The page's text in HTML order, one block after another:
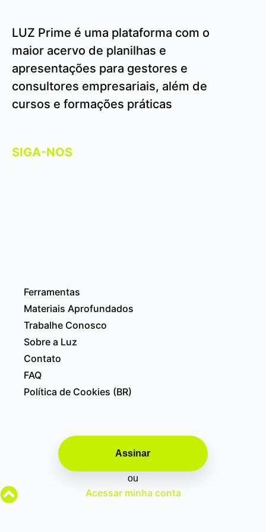
LUZ Prime é uma plataforma com o
maior acervo de planilhas e
apresentações para gestores e
consultores empresariais, além de
cursos e formações práticas
SIGA-NOS
Ferramentas
Materiais Aprofundados
Trabalhe Conosco
Sobre a Luz
Contato
FAQ
Política de Cookies (BR)
Assinar
ou
Acessar minha conta